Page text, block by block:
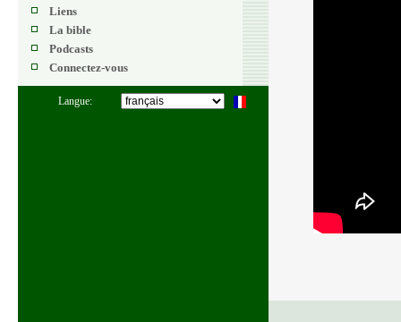
Liens
La bible
Podcasts
Connectez-vous
Langue: